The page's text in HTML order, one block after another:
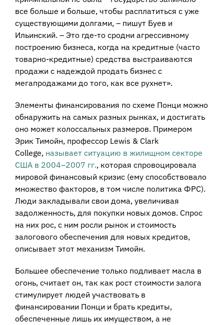
все больше и больше, чтобы расплатиться с уже
существующими долгами, – пишут Буев и
Ильинский. – Это где-то сродни агрессивному
построению бизнеса, когда на кредитные (часто
товарно-кредитные) средства выстраиваются
продажи с надеждой продать бизнес с
мегапродажами до того, как все рухнет».
Элементы финансирования по схеме Понци можно
обнаружить на самых разных рынках, и достигать
оно может колоссальных размеров. Примером
Эрик Тимойн, профессор Lewis & Clark
College, называет ситуацию в жилищном секторе
США в 2004–2007 гг., которая спровоцировала
мировой финансовый кризис (ему способствовало
множество факторов, в том числе политика ФРС).
Люди закладывали свои дома, увеличивая
задолженность, для покупки новых домов. Спрос
на них рос, с ним росли рынок и стоимость
залогового обеспечения для новых кредитов,
описывает этот механизм Тимойн.
Большее обеспечение только подливает масла в
огонь, считает он, так как рост стоимости залога
стимулирует людей участвовать в
финансировании Понци и брать кредиты,
обеспеченные лишь их имуществом, а не